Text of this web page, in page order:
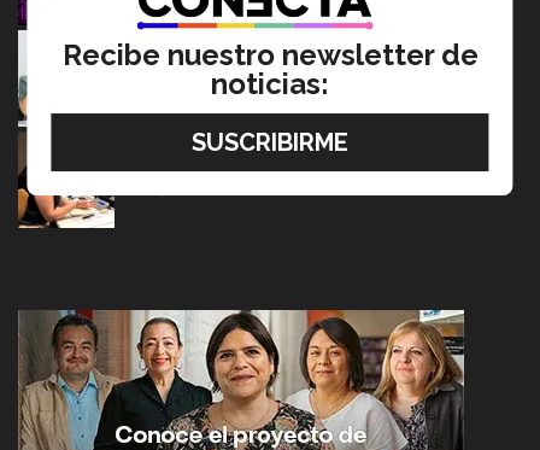
hispanohablantes con afasia
05 Agosto 2026
En la ONU: mexicana y EXATEC representó en Nueva
York a la juventud
Recibe nuestro newsletter de
noticias: